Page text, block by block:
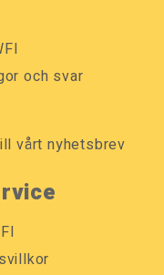
och svar
vårt nyhetsbrev